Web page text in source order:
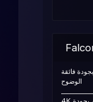
بجودة فائقة
الوضوح